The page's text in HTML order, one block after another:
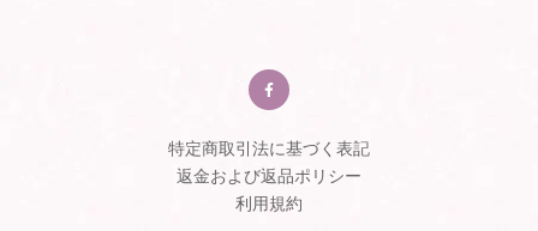
a
c
e
b
o
k
-
f
特定商取引法に基づく表記
返金および返品ポリシー
利用規約